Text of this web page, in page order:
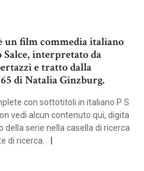
un film commedia italiano
Salce, interpretato da
e tratto dalla
di Natalia Ginzburg.
con sottotitoli in italiano P S
vedi alcun contenuto qui, digita
serie nella casella di ricerca
di ricerca.